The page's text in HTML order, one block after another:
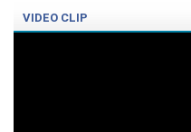
VIDEO CLIP